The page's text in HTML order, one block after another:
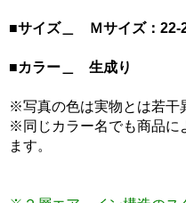
■サイズ＿ Ｍサイズ：
■カラー＿ 生成り
※写真の色は実物とは若干
※同じカラー名でも商品に
ます。